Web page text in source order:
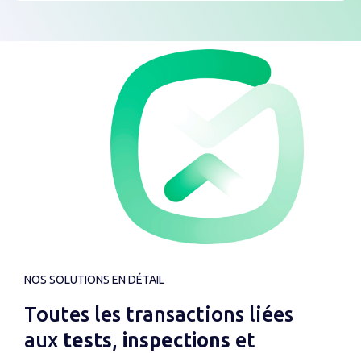
NOS SOLUTIONS EN DÉTAIL
Toutes les transactions liées
aux tests, inspections et